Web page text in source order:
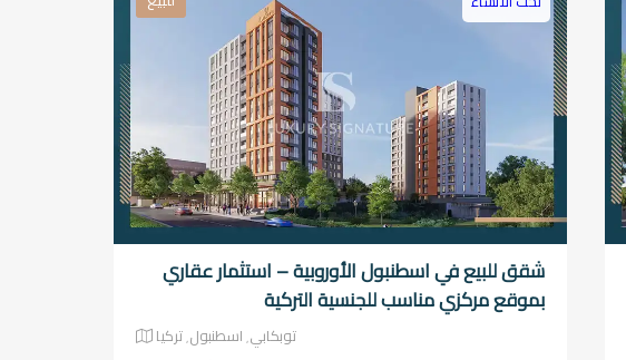
شقق للبيع في اسطنبول الأوروبية – استثمار عقاري
بموقع مركزي مناسب للجنسية التركية
توبكابي٬ اسطنبول٬ تركيا